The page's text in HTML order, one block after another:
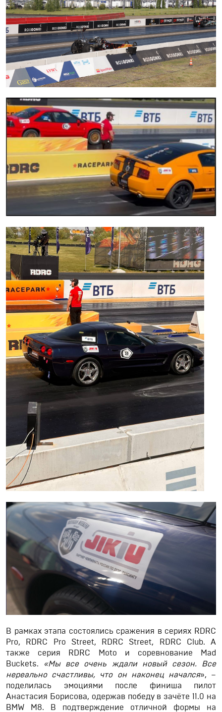
В рамках этапа состоялись сражения в сериях RDRC
Pro, RDRC Pro Street, RDRC Street, RDRC Club. А
также серия RDRC Moto и соревнование Mad
Buckets. «Мы все очень ждали новый сезон. Все
нереально счастливы, что он наконец начался», –
поделилась эмоциями после финиша пилот
Анастасия Борисова, одержав победу в зачёте 11.0 на
BMW M8. В подтверждение отличной формы на